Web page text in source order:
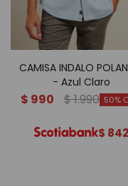
CAMISA INDALO
- Azul Claro
$ 990 $1.990 50
$ 842